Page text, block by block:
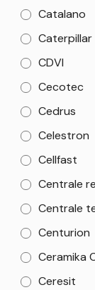
Catalano
Caterpillar
CDVI
Cecotec
Cedrus
Celestron
Cellfast
Centrale
Centrale
Centurion
Ceramika
Ceresit